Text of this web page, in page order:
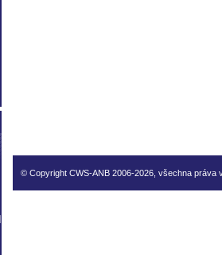
© Copyright CWS-ANB 2006-2026, všechna práva